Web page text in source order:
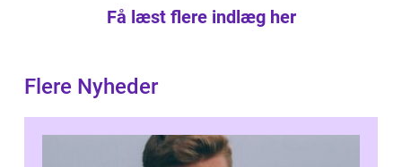
Få læst flere indlæg her
Flere Nyheder